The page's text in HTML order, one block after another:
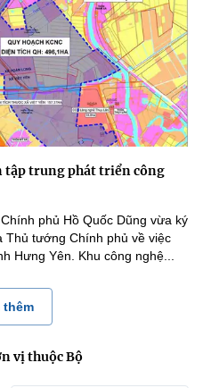
tập trung phát triển công
phủ Hồ Quốc Dũng vừa ký
Thủ tướng Chính phủ về việc
Hưng Yên. Khu công nghệ...
thêm
vị thuộc Bộ